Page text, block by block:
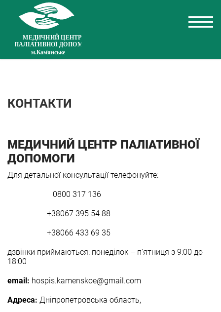
КОНТАКТИ
МЕДИЧНИЙ ЦЕНТР ПАЛІАТИВНОЇ
ДОПОМОГИ
Для детальної консультації телефонуйте:
0800 317 136
+38067 395 54 88
+38066 433 69 35
дзвінки приймаються: понеділок – п'ятниця з 9:00 до
18:00
email: hospis.kamenskoe@gmail.com
Адреса: Дніпропетровська область,